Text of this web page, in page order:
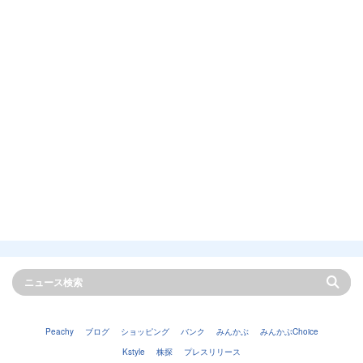
Peachy ブログ ショッピング バンク みんかぶ
みんかぶChoice
Kstyle
株探 プレスリリース